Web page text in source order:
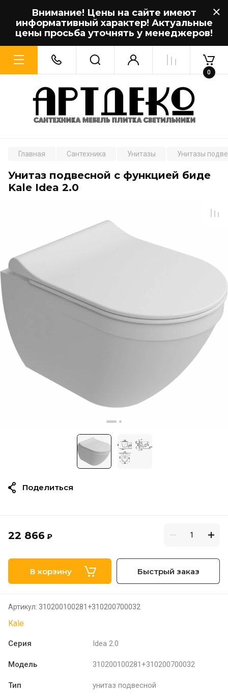
Внимание! Цены на сайте имеют
информативный характер! Актуальные
цены просьба уточнять у менеджеров!
0
Главная Сантехника Унитазы Унитазы
Унитаз подвесной с функцией биде
Kale Idea 2.0
22 866 ₽
В корзину Быстрый заказ
Артикул: 310200100281+310200700032
Kale
Серия Idea 2.0
Модель 310200100281+310200700032
Тип унитаз подвесной
Поделиться